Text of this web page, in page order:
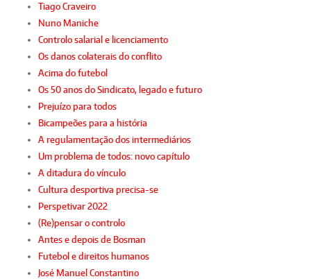
Tiago Craveiro
Nuno Maniche
Controlo salarial e licenciamento
Os danos colaterais do conflito
Acima do futebol
Os 50 anos do Sindicato, legado e futuro
Prejuízo para todos
Bicampeões para a história
A regulamentação dos intermediários
Um problema de todos: novo capítulo
A ditadura do vínculo
Cultura desportiva precisa-se
Perspetivar 2022
(Re)pensar o controlo
Antes e depois de Bosman
Futebol e direitos humanos
José Manuel Constantino